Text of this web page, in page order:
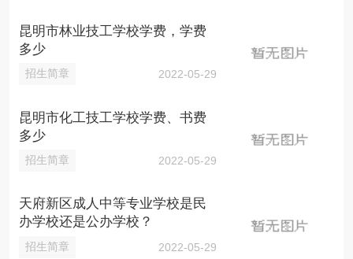
昆明市林业技工学校学费，学费
多少
招生简章 2022-05-29
昆明市化工技工学校学费、书费
多少
招生简章 2022-05-29
天府新区成人中等专业学校是民
办学校还是公办学校？
招生简章 2022-05-29